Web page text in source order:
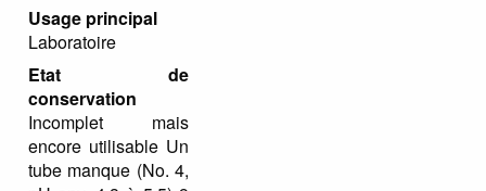
Usage principal
Laboratoire
Etat de
conservation
Incomplet mais
encore utilisable Un
tube manque (No. 4,